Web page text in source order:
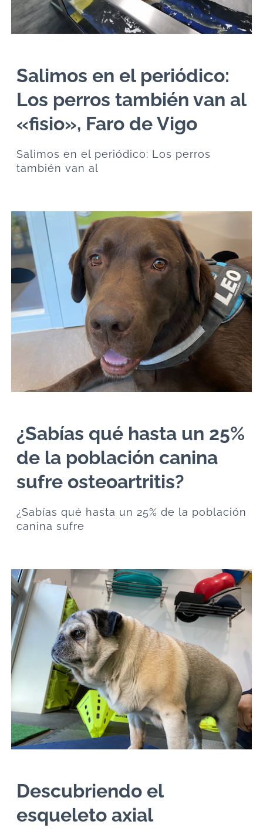
Salimos en el periódico:
Los perros también van al
«fisio», Faro de Vigo
Salimos en el periódico: Los perros
también van al
¿Sabías qué hasta un 25%
de la población canina
sufre osteoartritis?
¿Sabías qué hasta un 25% de la población
canina sufre
Descubriendo el
esqueleto axial